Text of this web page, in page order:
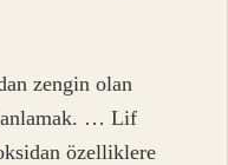
zengin olan
anlamak. … Lif
özelliklere